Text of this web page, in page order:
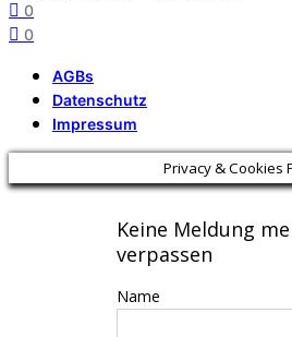
0
0
AGBs
Datenschutz
Impressum
Privacy & Cookies
Keine Meldung
verpassen
Name